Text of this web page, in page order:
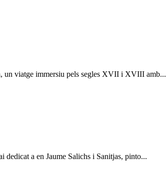
un viatge immersiu pels segles XVII i XVIII amb...
dedicat a en Jaume Salichs i Sanitjas, pinto...